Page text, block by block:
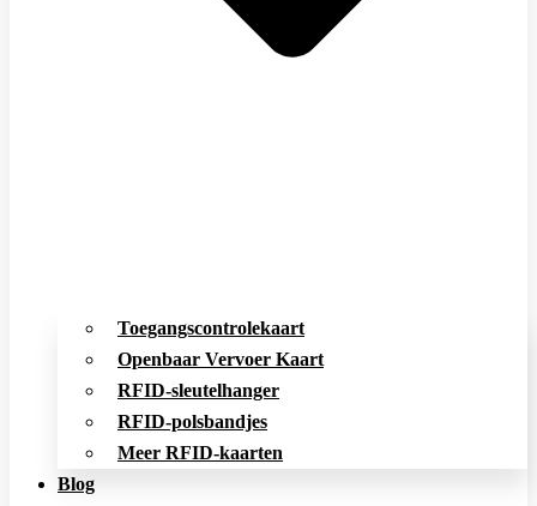
Toegangscontrolekaart
Openbaar Vervoer Kaart
RFID-sleutelhanger
RFID-polsbandjes
Meer RFID-kaarten
Blog